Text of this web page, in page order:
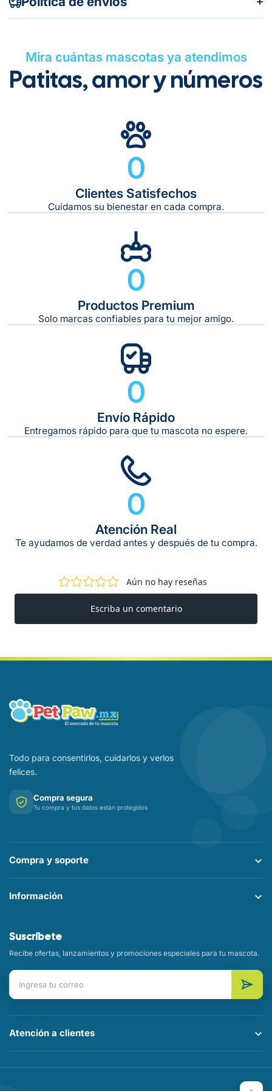
completamente realizada en Italia, en nuestra
manufactura. Equipada con un práctico anillo para
Gratuito en todos los pedidos
Tiempo de entrega estimado: 5 a 7 días hábiles
Gratis en compras de $599 o más
Mira cuántas mascotas ya atendimos
Patitas, amor y números
0
Clientes Satisfechos
Cuidamos su bienestar en cada compra.
0
Productos Premium
Solo marcas confiables para tu mejor amigo.
0
Envío Rápido
Entregamos rápido para que tu mascota no espere.
0
Atención Real
Te ayudamos de verdad antes y después de tu compra.
Todo para consentirlos, cuidarlos y verlos
felices.
Compra segura
Tu compra y tus datos están protegidos
Compra y soporte
Información
Suscríbete
Recibe ofertas, lanzamientos y promociones especiales para tu mascota.
Correo electrónico
Atención a clientes